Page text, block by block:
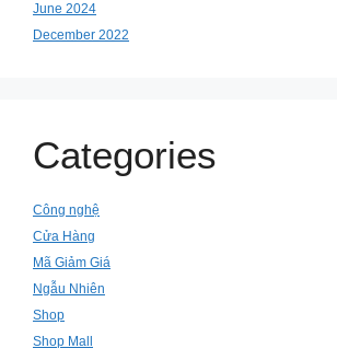
June 2024
December 2022
Categories
Công nghệ
Cửa Hàng
Mã Giảm Giá
Ngẫu Nhiên
Shop
Shop Mall